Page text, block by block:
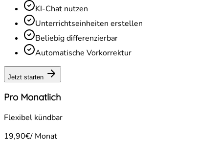
KI-Chat nutzen
Unterrichtseinheiten erstellen
Beliebig differenzierbar
Automatische Vorkorrektur
Jetzt starten
Pro Monatlich
Flexibel kündbar
19,90€/ Monat